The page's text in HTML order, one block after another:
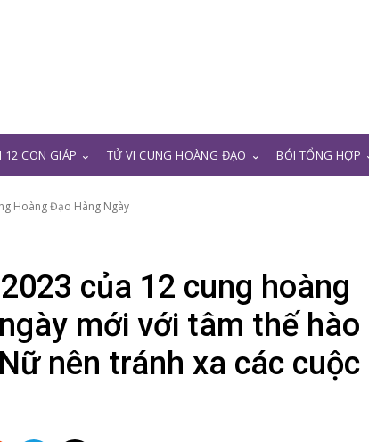
12 CON GIÁP TỬ VI CUNG HOÀNG ĐẠO BÓI TỔNG HỢP
Hoàng Đạo Hàng Ngày
của 12 cung hoàng
mới với tâm thế hào
nên tránh xa các cuộc